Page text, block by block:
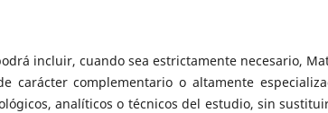
incluir, cuando sea estrictamente necesario,
carácter complementario o altamente
analíticos o técnicos del estudio, sin